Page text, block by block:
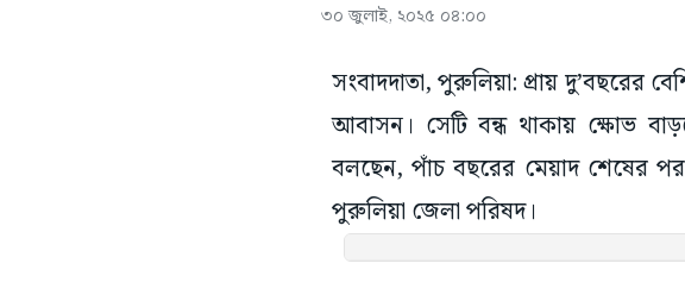
৩০ জুলাই, ২০২৫ ০৪:০০
সংবাদদাতা, পুরুলিয়া: প্রায় দু’বছরের
আবাসন। সেটি বন্ধ থাকায় ক্ষোভ
বলছেন, পাঁচ বছরের মেয়াদ শেষের
পুরুলিয়া জেলা পরিষদ।